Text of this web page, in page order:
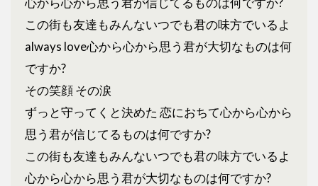
この街も友達もみんないつでも君の味方でいるよ
always love心から心から思う君が大切なものは何
ですか?
その笑顔 その涙
ずっと守ってくと決めた 恋におちて心から心から
思う君が信じてるものは何ですか?
この街も友達もみんないつでも君の味方でいるよ
心から心から思う君が大切なものは何ですか?